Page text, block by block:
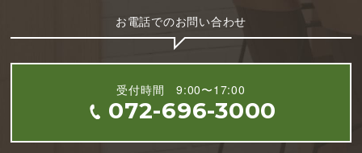
お電話でのお問い合わせ
受付時間 9:00〜17:00
072-696-3000